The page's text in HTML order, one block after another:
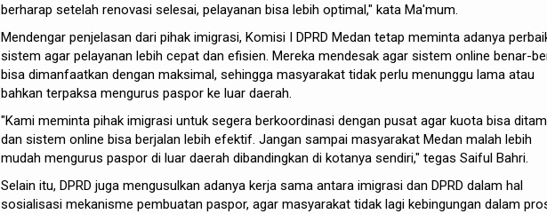
berharap setelah renovasi selesai, pelayanan bisa lebih optimal," kata Ma'mum.
Mendengar penjelasan dari pihak imigrasi, Komisi I DPRD Medan tetap meminta adanya
sistem agar pelayanan lebih cepat dan efisien. Mereka mendesak agar sistem online benar-
bisa dimanfaatkan dengan maksimal, sehingga masyarakat tidak perlu menunggu lama atau
bahkan terpaksa mengurus paspor ke luar daerah.
"Kami meminta pihak imigrasi untuk segera berkoordinasi dengan pusat agar kuota bisa
dan sistem online bisa berjalan lebih efektif. Jangan sampai masyarakat Medan malah lebih
mudah mengurus paspor di luar daerah dibandingkan di kotanya sendiri," tegas Saiful Bahri.
Selain itu, DPRD juga mengusulkan adanya kerja sama antara imigrasi dan DPRD dalam hal
sosialisasi mekanisme pembuatan paspor, agar masyarakat tidak lagi kebingungan dalam